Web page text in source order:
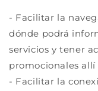
- Facilitar la
dónde podrá
servicios y tener
promocionales
- Facilitar la